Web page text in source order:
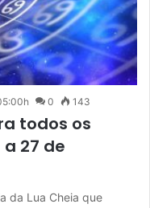
0 143
todos os
27 de
da Lua Cheia que